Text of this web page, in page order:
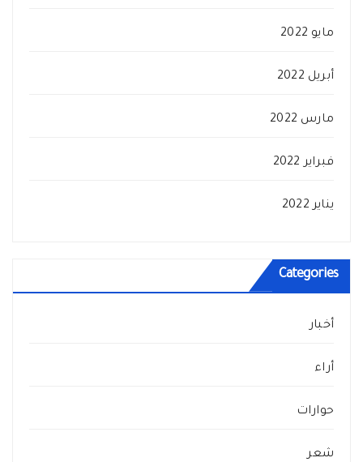
مايو 2022
أبريل 2022
مارس 2022
فبراير 2022
يناير 2022
Categories
أخبار
أراء
حوارات
شعر